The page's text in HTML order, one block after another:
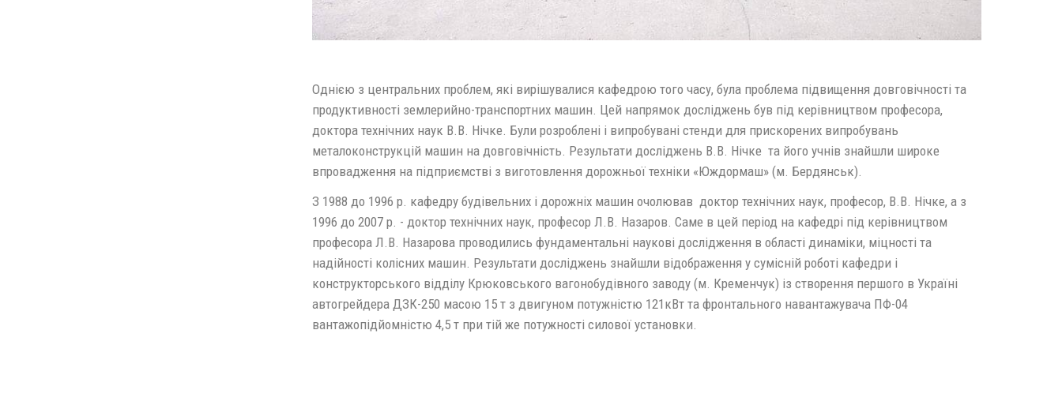
Однією з центральних проблем, які вирішувалися кафедрою того часу, була проблема підвищення довговічності та
продуктивності землерийно-транспортних машин. Цей напрямок досліджень був під керівництвом професора,
доктора технічних наук В.В. Нічке. Були розроблені і випробувані стенди для прискорених випробувань
металоконструкцій машин на довговічність. Результати досліджень В.В. Нічке та його учнів знайшли широке
впровадження на підприємстві з виготовлення дорожньої техніки «Юждормаш» (м. Бердянськ).
З 1988 до 1996 р. кафедру будівельних і дорожніх машин очолював доктор технічних наук, професор, В.В. Нічке, а з
1996 до 2007 р. - доктор технічних наук, професор Л.В. Назаров. Саме в цей період на кафедрі під керівництвом
професора Л.В. Назарова проводились фундаментальні наукові дослідження в області динаміки, міцності та
надійності колісних машин. Результати досліджень знайшли відображення у сумісній роботі кафедри і
конструкторського відділу Крюковського вагонобудівного заводу (м. Кременчук) із створення першого в Україні
автогрейдера ДЗК-250 масою 15 т з двигуном потужністю 121кВт та фронтального навантажувача ПФ-04
вантажопідйомністю 4,5 т при тій же потужності силової установки.